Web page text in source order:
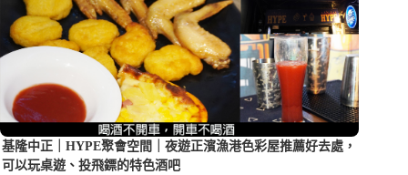
基隆中正｜HYPE聚會空間｜夜遊正濱漁港色彩屋推薦好去處，
可以玩桌遊、投飛鏢的特色酒吧